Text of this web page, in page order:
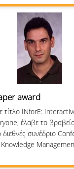
award
τίτλο INforE:
έλαβε το
συνέδριο